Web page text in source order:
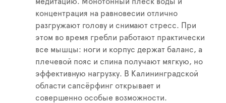
концентрация на равновесии отлично
разгружают голову и снимают стресс. При
этом во время гребли работают практически
все мышцы: ноги и корпус держат баланс, а
плечевой пояс и спина получают мягкую, но
эффективную нагрузку. В Калининградской
области сапсёрфинг открывает и
совершенно особые возможности.